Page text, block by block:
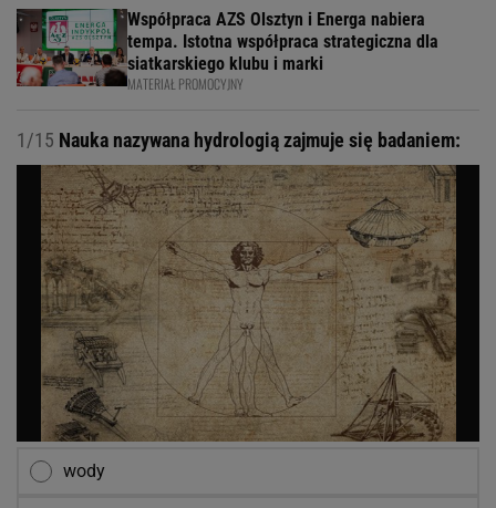
Współpraca AZS Olsztyn i Energa nabiera
tempa. Istotna współpraca strategiczna dla
siatkarskiego klubu i marki
MATERIAŁ PROMOCYJNY
1/15 Nauka nazywana hydrologią zajmuje się badaniem:
wody